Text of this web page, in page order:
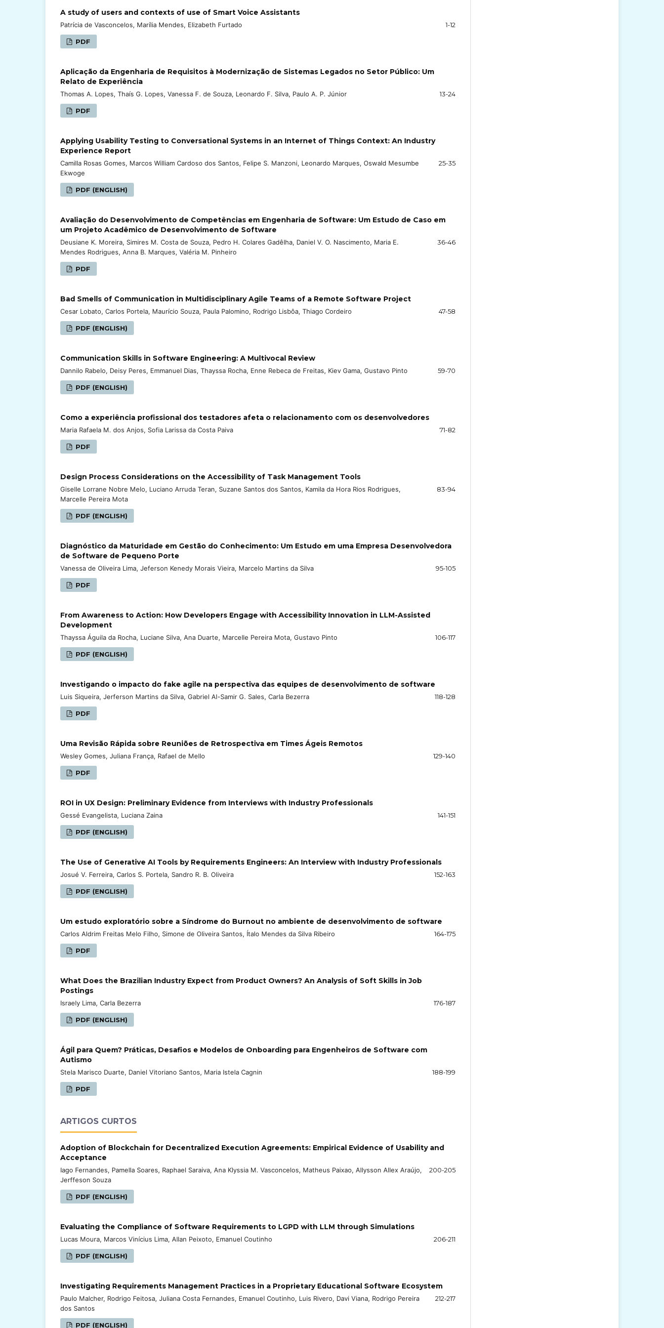
A study of users and contexts of use of Smart Voice Assistants
Patrícia de Vasconcelos, Marília Mendes, Elizabeth Furtado 1-12
PDF
Aplicação da Engenharia de Requisitos à Modernização de Sistemas Legados no Setor Público: Um
Relato de Experiência
Thomas A. Lopes, Thaís G. Lopes, Vanessa F. de Souza, Leonardo F. Silva, Paulo A. P. Júnior 13-24
PDF
Applying Usability Testing to Conversational Systems in an Internet of Things Context: An Industry
Experience Report
Camilla Rosas Gomes, Marcos William Cardoso dos Santos, Felipe S. Manzoni, Leonardo Marques, Oswald Mesumbe
Ekwoge
25-35
PDF (ENGLISH)
Avaliação do Desenvolvimento de Competências em Engenharia de Software: Um Estudo de Caso em
um Projeto Acadêmico de Desenvolvimento de Software
Deusiane K. Moreira, Simires M. Costa de Souza, Pedro H. Colares Gadêlha, Daniel V. O. Nascimento, Maria E.
Mendes Rodrigues, Anna B. Marques, Valéria M. Pinheiro
36-46
PDF
Bad Smells of Communication in Multidisciplinary Agile Teams of a Remote Software Project
Cesar Lobato, Carlos Portela, Maurício Souza, Paula Palomino, Rodrigo Lisbôa, Thiago Cordeiro 47-58
PDF (ENGLISH)
Communication Skills in Software Engineering: A Multivocal Review
Dannilo Rabelo, Deisy Peres, Emmanuel Dias, Thayssa Rocha, Enne Rebeca de Freitas, Kiev Gama, Gustavo Pinto 59-70
PDF (ENGLISH)
Como a experiência profissional dos testadores afeta o relacionamento com os desenvolvedores
Maria Rafaela M. dos Anjos, Sofia Larissa da Costa Paiva 71-82
PDF
Design Process Considerations on the Accessibility of Task Management Tools
Giselle Lorrane Nobre Melo, Luciano Arruda Teran, Suzane Santos dos Santos, Kamila da Hora Rios Rodrigues,
Marcelle Pereira Mota
83-94
PDF (ENGLISH)
Diagnóstico da Maturidade em Gestão do Conhecimento: Um Estudo em uma Empresa Desenvolvedora
de Software de Pequeno Porte
Vanessa de Oliveira Lima, Jeferson Kenedy Morais Vieira, Marcelo Martins da Silva 95-105
PDF
From Awareness to Action: How Developers Engage with Accessibility Innovation in LLM-Assisted
Development
Thayssa Águila da Rocha, Luciane Silva, Ana Duarte, Marcelle Pereira Mota, Gustavo Pinto 106-117
PDF (ENGLISH)
Investigando o impacto do fake agile na perspectiva das equipes de desenvolvimento de software
Luis Siqueira, Jerferson Martins da Silva, Gabriel Al-Samir G. Sales, Carla Bezerra 118-128
PDF
Uma Revisão Rápida sobre Reuniões de Retrospectiva em Times Ágeis Remotos
Wesley Gomes, Juliana França, Rafael de Mello 129-140
PDF
ROI in UX Design: Preliminary Evidence from Interviews with Industry Professionals
Gessé Evangelista, Luciana Zaina 141-151
PDF (ENGLISH)
The Use of Generative AI Tools by Requirements Engineers: An Interview with Industry Professionals
Josué V. Ferreira, Carlos S. Portela, Sandro R. B. Oliveira 152-163
PDF (ENGLISH)
Um estudo exploratório sobre a Síndrome do Burnout no ambiente de desenvolvimento de software
Carlos Aldrim Freitas Melo Filho, Simone de Oliveira Santos, Ítalo Mendes da Silva Ribeiro 164-175
PDF
What Does the Brazilian Industry Expect from Product Owners? An Analysis of Soft Skills in Job
Postings
Israely Lima, Carla Bezerra 176-187
PDF (ENGLISH)
Ágil para Quem? Práticas, Desafios e Modelos de Onboarding para Engenheiros de Software com
Autismo
Stela Marisco Duarte, Daniel Vitoriano Santos, Maria Istela Cagnin 188-199
PDF
ARTIGOS CURTOS
Adoption of Blockchain for Decentralized Execution Agreements: Empirical Evidence of Usability and
Acceptance
Iago Fernandes, Pamella Soares, Raphael Saraiva, Ana Klyssia M. Vasconcelos, Matheus Paixao, Allysson Allex Araújo,
Jerffeson Souza
200-205
PDF (ENGLISH)
Evaluating the Compliance of Software Requirements to LGPD with LLM through Simulations
Lucas Moura, Marcos Vinícius Lima, Allan Peixoto, Emanuel Coutinho 206-211
PDF (ENGLISH)
Investigating Requirements Management Practices in a Proprietary Educational Software Ecosystem
Paulo Malcher, Rodrigo Feitosa, Juliana Costa Fernandes, Emanuel Coutinho, Luis Rivero, Davi Viana, Rodrigo Pereira
dos Santos
212-217
PDF (ENGLISH)